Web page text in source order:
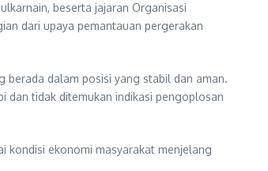
beserta jajaran Organisasi
dari upaya pemantauan pergerakan
berada dalam posisi yang stabil dan aman.
dan tidak ditemukan indikasi pengoplosan
kondisi ekonomi masyarakat menjelang